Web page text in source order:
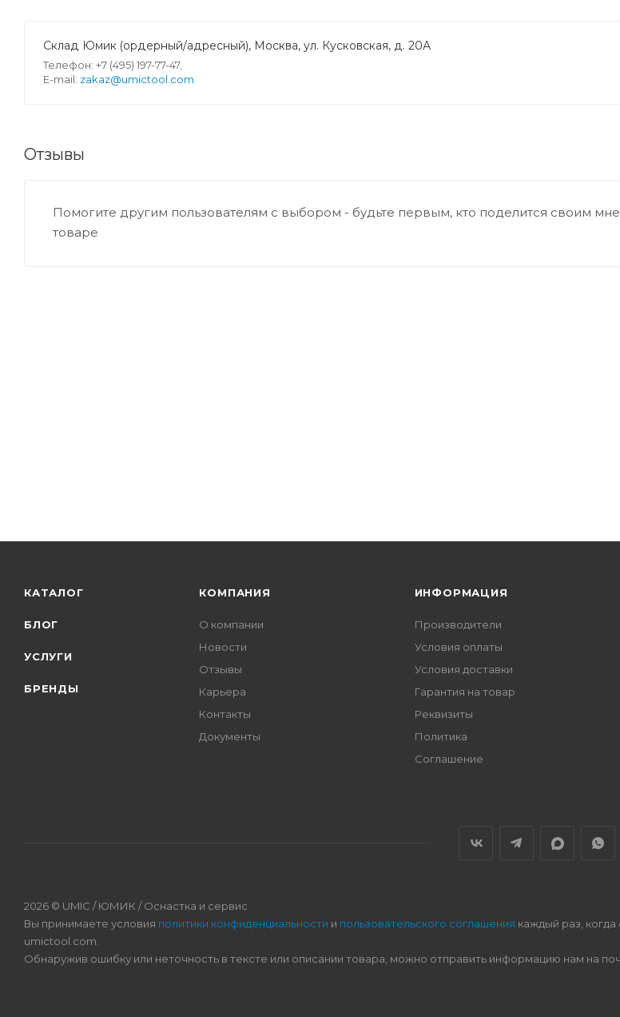
Склад Юмик (ордерный/адресный), Москва, ул. Кусковская, д. 20А
Телефон: +7 (495) 197-77-47,
E-mail: zakaz@umictool.com
Отзывы
Помогите другим пользователям с выбором - будьте первым, кто поделится своим
товаре
КАТАЛОГ
БЛОГ
УСЛУГИ
БРЕНДЫ
КОМПАНИЯ
О компании
Новости
Отзывы
Карьера
Контакты
Документы
ИНФОРМАЦИЯ
Производители
Условия оплаты
Условия доставки
Гарантия на товар
Реквизиты
Политика
Соглашение
2026 © UMIC / ЮМИК / Оснастка и сервис
Вы принимаете условия политики конфиденциальности и пользовательского соглашения каждый раз,
umictool.com.
Обнаружив ошибку или неточность в тексте или описании товара, можно отправить информацию нам на